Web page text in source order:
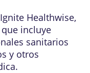
Healthwise,
incluye
sanitarios
y otros